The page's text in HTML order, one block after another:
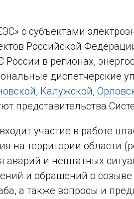
с субъектами
Российской
в регионах,
диспетчерские
, Калужской,
представительства
участие в работе
на территории области
аварий и нештатных
и обращений о
а также вопросы и